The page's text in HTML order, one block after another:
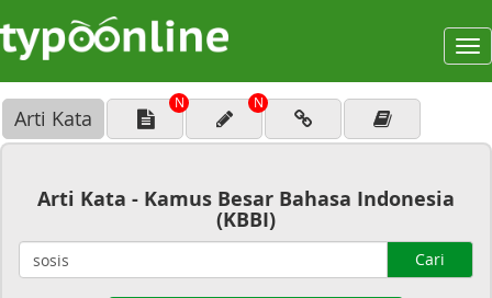
Arti Kata
N N
Arti Kata - Kamus Besar Bahasa Indonesia
(KBBI)
Cari